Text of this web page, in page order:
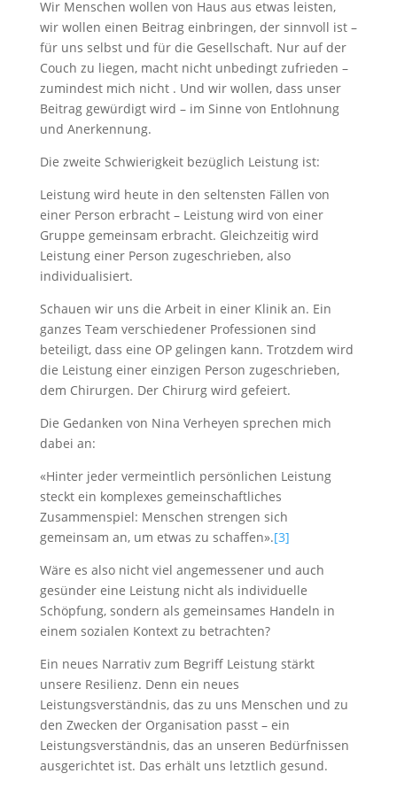
Wir Menschen wollen von Haus aus etwas leisten,
wir wollen einen Beitrag einbringen, der sinnvoll ist –
für uns selbst und für die Gesellschaft. Nur auf der
Couch zu liegen, macht nicht unbedingt zufrieden –
zumindest mich nicht . Und wir wollen, dass unser
Beitrag gewürdigt wird – im Sinne von Entlohnung
und Anerkennung.
Die zweite Schwierigkeit bezüglich Leistung ist:
Leistung wird heute in den seltensten Fällen von
einer Person erbracht – Leistung wird von einer
Gruppe gemeinsam erbracht. Gleichzeitig wird
Leistung einer Person zugeschrieben, also
individualisiert.
Schauen wir uns die Arbeit in einer Klinik an. Ein
ganzes Team verschiedener Professionen sind
beteiligt, dass eine OP gelingen kann. Trotzdem wird
die Leistung einer einzigen Person zugeschrieben,
dem Chirurgen. Der Chirurg wird gefeiert.
Die Gedanken von Nina Verheyen sprechen mich
dabei an:
«Hinter jeder vermeintlich persönlichen Leistung
steckt ein komplexes gemeinschaftliches
Zusammenspiel: Menschen strengen sich
gemeinsam an, um etwas zu schaffen».[3]
Wäre es also nicht viel angemessener und auch
gesünder eine Leistung nicht als individuelle
Schöpfung, sondern als gemeinsames Handeln in
einem sozialen Kontext zu betrachten?
Ein neues Narrativ zum Begriff Leistung stärkt
unsere Resilienz. Denn ein neues
Leistungsverständnis, das zu uns Menschen und zu
den Zwecken der Organisation passt – ein
Leistungsverständnis, das an unseren Bedürfnissen
ausgerichtet ist. Das erhält uns letztlich gesund.